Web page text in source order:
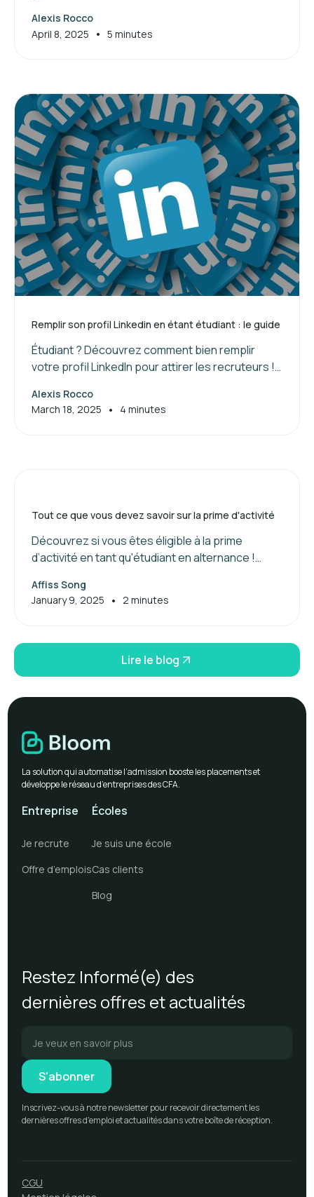
manager ces jeunes talents.
Alexis Rocco
April 8, 2025
• 5 minutes
Remplir son profil Linkedin en étant étudiant : le guide
Étudiant ? Découvrez comment bien remplir
votre profil LinkedIn pour attirer les recruteurs !
compétences et booster votre réseau.
Alexis Rocco
March 18, 2025
• 4 minutes
Tout ce que vous devez savoir sur la prime d'activité
Découvrez si vous êtes éligible à la prime
d’activité en tant qu'étudiant en alternance !
Affiss Song
January 9, 2025
• 2 minutes
Lire le blog
Restez Informé(e) des
dernières offres et actualités
Inscrivez-vous à notre newsletter pour recevoir directement les
dernières offres d'emploi et actualités dans votre boîte de réception.
La solution qui automatise l’admission booste les placements et
développe le réseau d’entreprises des CFA.
Entreprise
Je recrute
Offre d’emplois
Écoles
Je suis une école
Cas clients
Blog
CGU